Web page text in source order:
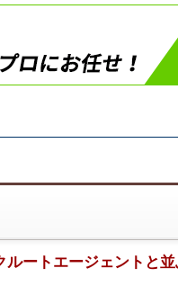
ルートエージェントと